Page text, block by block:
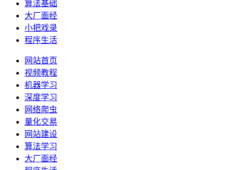
算法基础
大厂面经
小把戏录
程序生活
网站首页
视频教程
机器学习
深度学习
网络爬虫
量化交易
网站建设
算法学习
大厂面经